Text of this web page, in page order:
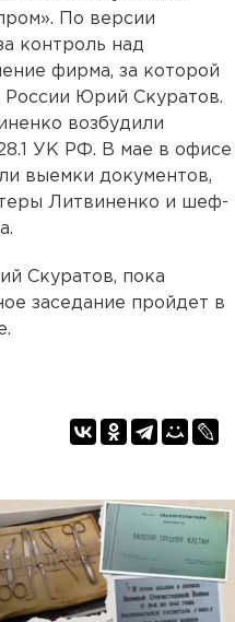
По версии
контроль над
фирма, за которой
Юрий Скуратов.
возбудили
УК РФ. В мае в офисе
выемки документов,
Литвиненко и шеф-
Скуратов, пока
заседание пройдет в